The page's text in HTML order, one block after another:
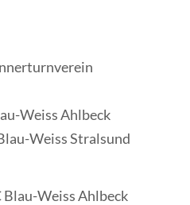
Weiss Ahlbeck
Weiss Stralsund
Blau-Weiss Ahlbeck